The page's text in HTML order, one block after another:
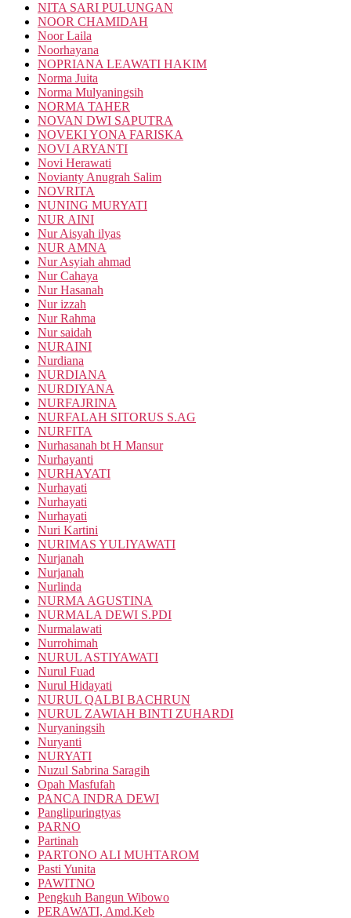
NITA SARI PULUNGAN
NOOR CHAMIDAH
Noor Laila
Noorhayana
NOPRIANA LEAWATI HAKIM
Norma Juita
Norma Mulyaningsih
NORMA TAHER
NOVAN DWI SAPUTRA
NOVEKI YONA FARISKA
NOVI ARYANTI
Novi Herawati
Novianty Anugrah Salim
NOVRITA
NUNING MURYATI
NUR AINI
Nur Aisyah ilyas
NUR AMNA
Nur Asyiah ahmad
Nur Cahaya
Nur Hasanah
Nur izzah
Nur Rahma
Nur saidah
NURAINI
Nurdiana
NURDIANA
NURDIYANA
NURFAJRINA
NURFALAH SITORUS S.AG
NURFITA
Nurhasanah bt H Mansur
Nurhayanti
NURHAYATI
Nurhayati
Nurhayati
Nurhayati
Nuri Kartini
NURIMAS YULIYAWATI
Nurjanah
Nurjanah
Nurlinda
NURMA AGUSTINA
NURMALA DEWI S.PDI
Nurmalawati
Nurrohimah
NURUL ASTIYAWATI
Nurul Fuad
Nurul Hidayati
NURUL QALBI BACHRUN
NURUL ZAWIAH BINTI ZUHARDI
Nuryaningsih
Nuryanti
NURYATI
Nuzul Sabrina Saragih
Opah Masfufah
PANCA INDRA DEWI
Panglipuringtyas
PARNO
Partinah
PARTONO ALI MUHTAROM
Pasti Yunita
PAWITNO
Pengkuh Bangun Wibowo
PERAWATI, Amd.Keb